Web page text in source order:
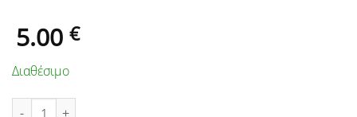
5.00 €
Διαθέσιμο
ΑΝΤΑΛΛΑΚΤΙΚΑ ΞΥΣΤΡΑΣ ΑΡΜΟΥ 3ΤΕΜ ΜΕΓΑΛΟ BENMAN